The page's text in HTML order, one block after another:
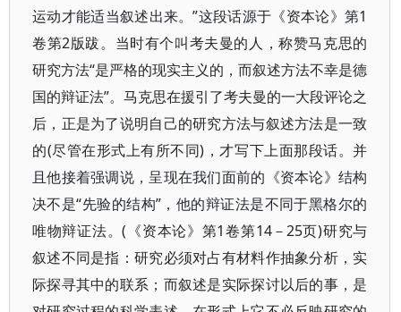
运动才能适当叙述出来。”这段话源于《资本论》第1
卷第2版跋。当时有个叫考夫曼的人，称赞马克思的
研究方法“是严格的现实主义的，而叙述方法不幸是德
国的辩证法”。马克思在援引了考夫曼的一大段评论之
后，正是为了说明自己的研究方法与叙述方法是一致
的(尽管在形式上有所不同)，才写下上面那段话。并
且他接着强调说，呈现在我们面前的《资本论》结构
决不是“先验的结构”，他的辩证法是不同于黑格尔的
唯物辩证法。(《资本论》第1卷第14－25页)研究与
叙述不同是指：研究必须对占有材料作抽象分析，实
际探寻其中的联系；而叙述是实际探讨以后的事，是